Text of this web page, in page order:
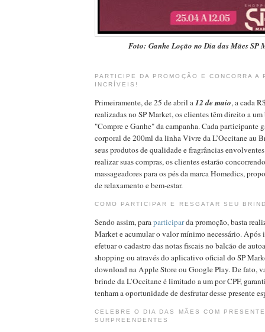
Foto: Ganhe Loção no Dia das Mães SP
PARTICIPE DA PROMOÇÃO E CONCORRA A
INCRÍVEIS!
Primeiramente, de 25 de abril a12 de maio, a cada
realizadas no SP Market, os clientes têm direito a
"Compre e Ganhe" da campanha. Cada participante
corporal de 200ml da linha Vivre da L’Occitane au
seus produtos de qualidade e fragrâncias
realizar suas compras, os clientes estarão
massageadores para os pés da marca Homedics,
de relaxamento e bem-estar.
COMO PARTICIPAR E RESGATAR SEU
Sendo assim, paraparticiparda promoção, basta
Market e acumular o valor mínimo necessário. Após
efetuar o cadastro das notas fiscais no balcão de
shopping ou através do aplicativo oficial do SP
download na Apple Store ou Google Play. De fato,
brinde da L’Occitane é limitado a um por CPF,
tenham a oportunidade de desfrutar desse presente
CELEBRE O DIA DAS MÃES COM
SURPREENDENTES